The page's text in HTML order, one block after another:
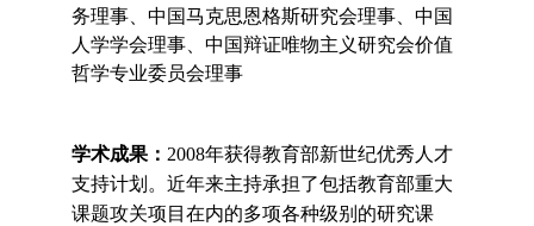
务理事、中国马克思恩格斯研究会理事、中国
人学学会理事、中国辩证唯物主义研究会价值
哲学专业委员会理事
学术成果： 2008年获得教育部新世纪优秀人才
支持计划。近年来主持承担了包括教育部重大
课题攻关项目在内的多项各种级别的研究课